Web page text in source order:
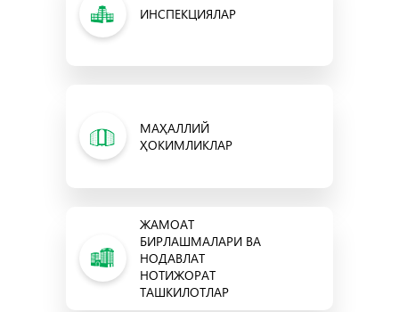
ИНСПЕКЦИЯЛАР
МАҲАЛЛИЙ
ҲОКИМЛИКЛАР
ЖАМОАТ
БИРЛАШМАЛАРИ ВА
НОДАВЛАТ
НОТИЖОРАТ
ТАШКИЛОТЛАР